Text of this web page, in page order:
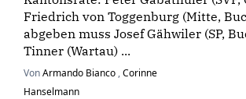
Friedrich von Toggenburg (Mitte,
abgeben muss Josef Gähwiler (SP,
Tinner (Wartau) ...
VonArmando Bianco ,Corinne
Hanselmann